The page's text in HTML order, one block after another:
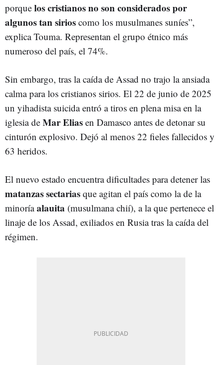
porque los cristianos no son considerados por
algunos tan sirios como los musulmanes suníes”,
explica Touma. Representan el grupo étnico más
numeroso del país, el 74%.
Sin embargo, tras la caída de Assad no trajo la ansiada
calma para los cristianos sirios. El 22 de junio de 2025
un yihadista suicida entró a tiros en plena misa en la
iglesia de Mar Elias en Damasco antes de detonar su
cinturón explosivo. Dejó al menos 22 fieles fallecidos y
63 heridos.
El nuevo estado encuentra dificultades para detener las
matanzas sectarias que agitan el país como la de la
minoríaalauita (musulmana chií), a la que pertenece el
linaje de los Assad, exiliados en Rusia tras la caída del
régimen.